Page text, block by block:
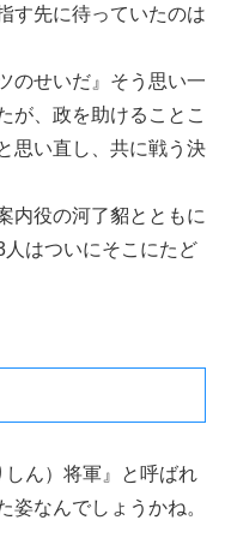
す先に待っていたのは
のせいだ』そう思い一
が、政を助けることこ
思い直し、共に戦う決
内役の河了貂とともに
はついにそこにたど
ん）将軍』と呼ばれ
姿なんでしょうかね。